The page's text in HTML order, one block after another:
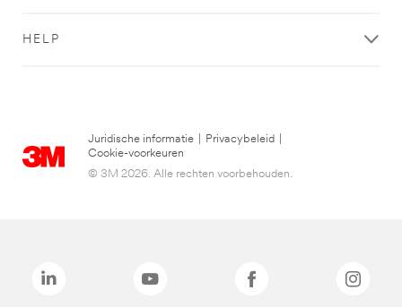
HELP
Juridische informatie Privacybeleid
Cookie-voorkeuren
© 3M 2026. Alle rechten voorbehouden.